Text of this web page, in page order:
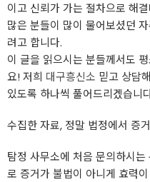
이고 신뢰가 가는 절차으로 해
많은 분들이 많이 물어보셨던
려고 합니다.
이 글을 읽으시는 분들께서도
요! 저희 대구흥신소 믿고 상담
있도록 하나씩 풀어드리겠습니
수집한 자료, 정말 법정에서 증
탐정 사무소에 처음 문의하시
로 증거가 불법이 아니게 효력